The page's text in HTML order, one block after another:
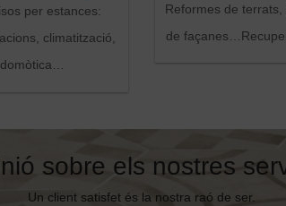
per estances:
climatització,
Reformes de
de
sobre els nostres
Un client satisfet és la nostra raó de ser.